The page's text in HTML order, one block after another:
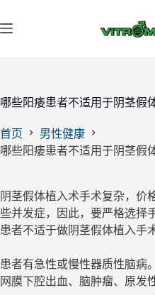
过
哪些阳痿患者不适用于阴茎假
首页
男性健康
哪些阳痿患者不适用于阴茎假
阴茎假体植入术手术复杂，价
些并发症，因此，要严格选择
患者不适于做阴茎假体植入手
患者有急性或慢性器质性脑病
网膜下腔出血、脑肿瘤、原发